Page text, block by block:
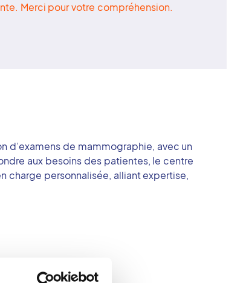
Merci pour votre compréhension.
d’examens de mammographie, avec un
aux besoins des patientes, le centre
charge personnalisée, alliant expertise,